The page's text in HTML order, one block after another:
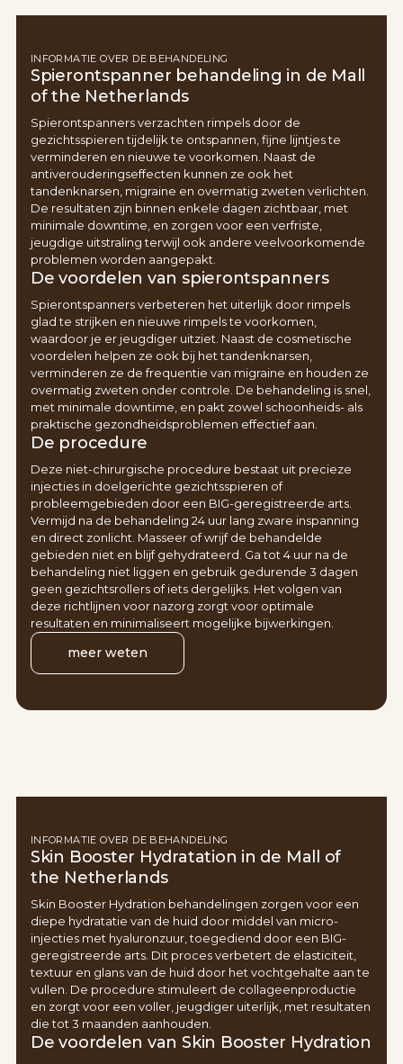
INFORMATIE OVER DE BEHANDELING
Spierontspanner behandeling in de Mall
of the Netherlands
Spierontspanners verzachten rimpels door de
gezichtsspieren tijdelijk te ontspannen, fijne lijntjes te
verminderen en nieuwe te voorkomen. Naast de
antiverouderingseffecten kunnen ze ook het
tandenknarsen, migraine en overmatig zweten verlichten.
De resultaten zijn binnen enkele dagen zichtbaar, met
minimale downtime, en zorgen voor een verfriste,
jeugdige uitstraling terwijl ook andere veelvoorkomende
problemen worden aangepakt.
De voordelen van spierontspanners
Spierontspanners verbeteren het uiterlijk door rimpels
glad te strijken en nieuwe rimpels te voorkomen,
waardoor je er jeugdiger uitziet. Naast de cosmetische
voordelen helpen ze ook bij het tandenknarsen,
verminderen ze de frequentie van migraine en houden ze
overmatig zweten onder controle. De behandeling is snel,
met minimale downtime, en pakt zowel schoonheids- als
praktische gezondheidsproblemen effectief aan.
De procedure
Deze niet-chirurgische procedure bestaat uit precieze
injecties in doelgerichte gezichtsspieren of
probleemgebieden door een BIG-geregistreerde arts.
Vermijd na de behandeling 24 uur lang zware inspanning
en direct zonlicht. Masseer of wrijf de behandelde
gebieden niet en blijf gehydrateerd. Ga tot 4 uur na de
behandeling niet liggen en gebruik gedurende 3 dagen
geen gezichtsrollers of iets dergelijks. Het volgen van
deze richtlijnen voor nazorg zorgt voor optimale
resultaten en minimaliseert mogelijke bijwerkingen.
meer weten
INFORMATIE OVER DE BEHANDELING
Skin Booster Hydratation in de Mall of
the Netherlands
Skin Booster Hydration behandelingen zorgen voor een
diepe hydratatie van de huid door middel van micro-
injecties met hyaluronzuur, toegediend door een BIG-
geregistreerde arts. Dit proces verbetert de elasticiteit,
textuur en glans van de huid door het vochtgehalte aan te
vullen. De procedure stimuleert de collageenproductie
en zorgt voor een voller, jeugdiger uiterlijk, met resultaten
die tot 3 maanden aanhouden.
De voordelen van Skin Booster Hydration